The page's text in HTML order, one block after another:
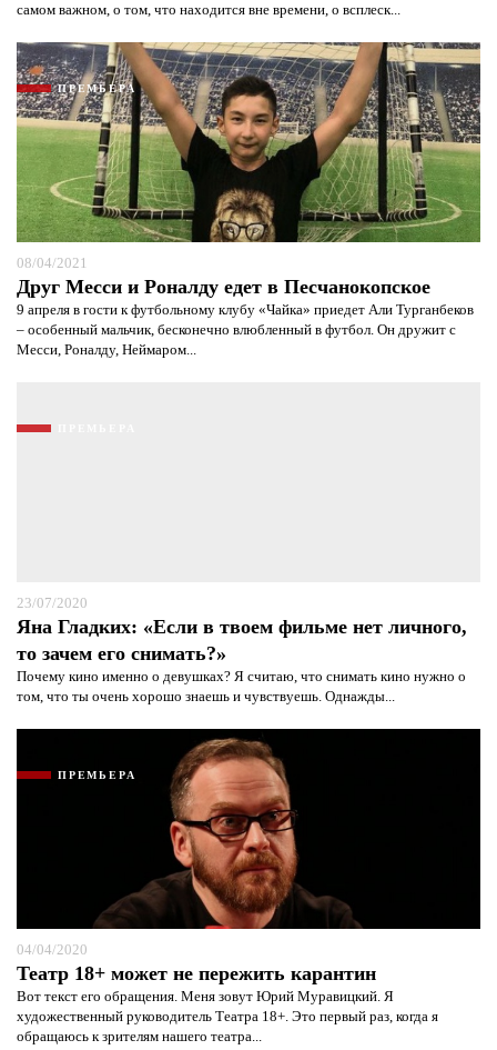
самом важном, о том, что находится вне времени, о всплеск...
ПРЕМЬЕРА
08/04/2021
Друг Месси и Роналду едет в Песчанокопское
9 апреля в гости к футбольному клубу «Чайка» приедет Али Турганбеков
– особенный мальчик, бесконечно влюбленный в футбол. Он дружит с
Месси, Роналду, Неймаром...
23/07/2020
Яна Гладких: «Если в твоем фильме нет личного,
то зачем его снимать?»
Почему кино именно о девушках? Я считаю, что снимать кино нужно о
том, что ты очень хорошо знаешь и чувствуешь. Однажды...
ПРЕМЬЕРА
04/04/2020
Театр 18+ может не пережить карантин
Вот текст его обращения. Меня зовут Юрий Муравицкий. Я
художественный руководитель Театра 18+. Это первый раз, когда я
обращаюсь к зрителям нашего театра...